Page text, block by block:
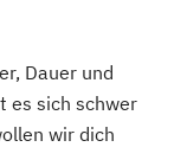
Dauer und
es sich schwer
wir dich